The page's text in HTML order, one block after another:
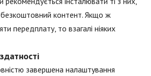
контент. Якщо ж
передплату, то взагалі ніяких
завершена налаштування